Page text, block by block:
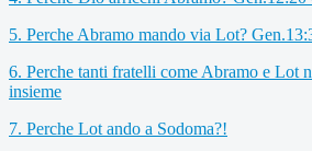
5. Perche Abramo mando via Lot?
6. Perche tanti fratelli come Abramo e Lot
insieme
7. Perche Lot ando a Sodoma?!